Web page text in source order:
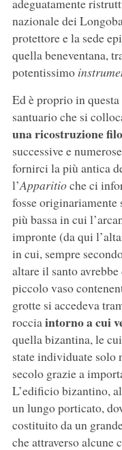
adeguatamente
nazionale dei
protettore e la sede
quella beneventana,
potentissimo
Ed è proprio in
santuario che si
una ricostruzione
successive e
fornirci la più antica
l’Apparitioche ci
fosse
più bassa in cui
impronte (da qui
in cui, sempre
altare il santo
piccolo vaso
grotte si accedeva
rocciaintorno a cui
quella bizantina, le
state individuate
secolo grazie a
L’edificio bizantino,
un lungo porticato,
costituito da un
che attraverso alcune